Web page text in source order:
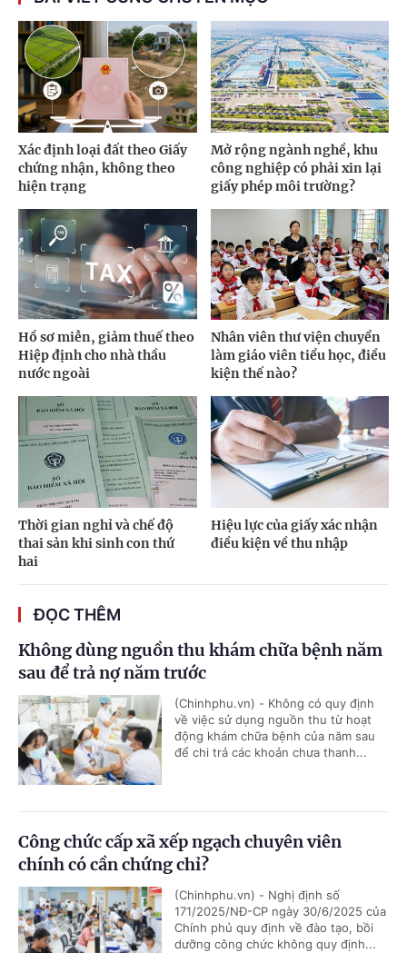
Xác định loại đất theo Giấy
chứng nhận, không theo
hiện trạng
Mở rộng ngành nghề, khu
công nghiệp có phải xin lại
giấy phép môi trường?
Hồ sơ miễn, giảm thuế theo
Hiệp định cho nhà thầu
nước ngoài
Nhân viên thư viện chuyển
làm giáo viên tiểu học, điều
kiện thế nào?
Thời gian nghỉ và chế độ
thai sản khi sinh con thứ
hai
Hiệu lực của giấy xác nhận
điều kiện về thu nhập
ĐỌC THÊM
Không dùng nguồn thu khám chữa bệnh năm
sau để trả nợ năm trước
(Chinhphu.vn) - Không có quy định
về việc sử dụng nguồn thu từ hoạt
động khám chữa bệnh của năm sau
để chi trả các khoản chưa thanh...
Công chức cấp xã xếp ngạch chuyên viên
chính có cần chứng chỉ?
(Chinhphu.vn) - Nghị định số
171/2025/NĐ-CP ngày 30/6/2025 của
Chính phủ quy định về đào tạo, bồi
dưỡng công chức không quy định...